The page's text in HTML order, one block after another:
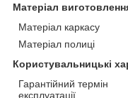
Матеріал
Матеріал каркасу
Матеріал полиці
Користувальницькі
Гарантійний термін
експлуатації